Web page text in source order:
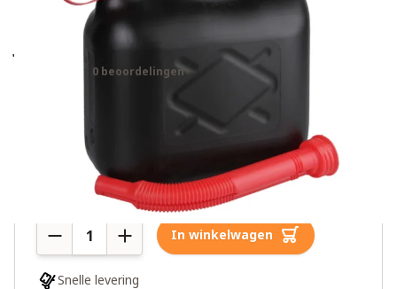
5 liter kunststof brandstof
jerrycan
0 beoordelingen
Aantal In winkelwagen
Snelle levering